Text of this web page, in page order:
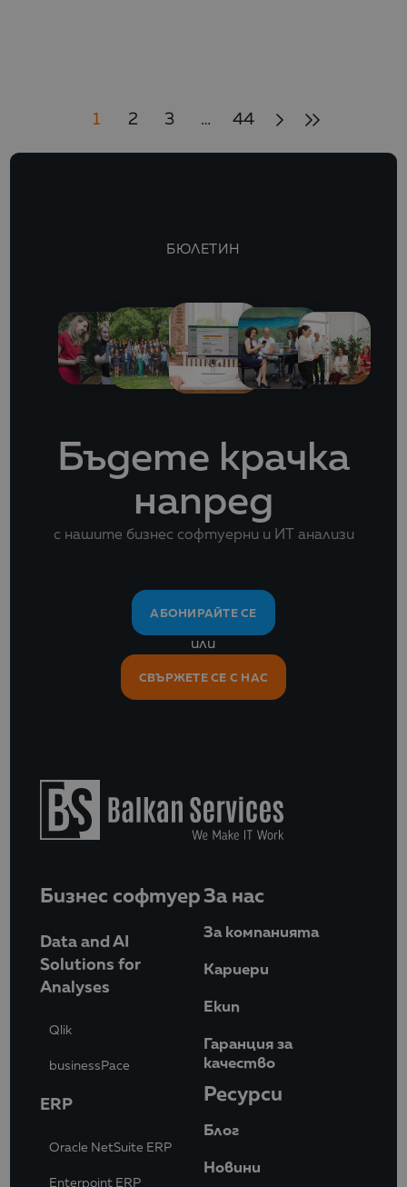
1 2 3 … 44
БЮЛЕТИН
Бъдете крачка
напред
с нашите бизнес софтуерни и ИТ анализи
АБОНИРАЙТЕ СЕ
или
СВЪРЖЕТЕ СЕ С НАС
Бизнес софтуер
Data and AI
Solutions for
Analyses
Qlik
businessPace
ERP
Oracle NetSuite ERP
Enterpoint ERP
За нас
За компанията
Кариери
Eкип
Гаранция за
качество
Ресурси
Блог
Новини